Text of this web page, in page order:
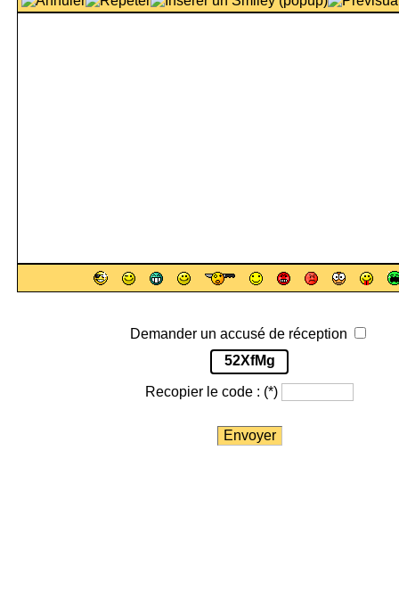
Demander un accusé de réception
52XfMg
Recopier le code : (*)
Envoyer